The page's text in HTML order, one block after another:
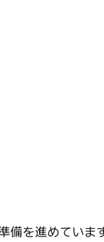
を進めてい